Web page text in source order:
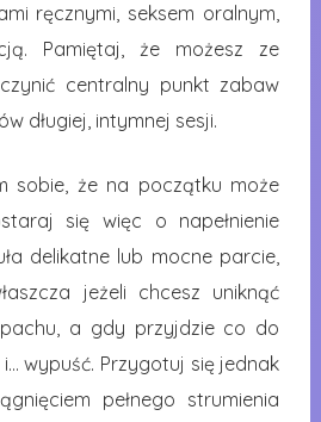
ręcznymi, seksem oralnym,
Pamiętaj, że możesz ze
centralny punkt zabaw
długiej, intymnej sesji.
sobie, że na początku może
się więc o napełnienie
delikatne lub mocne parcie,
jeżeli chcesz uniknąć
a gdy przyjdzie co do
wypuść. Przygotuj się jednak
pełnego strumienia